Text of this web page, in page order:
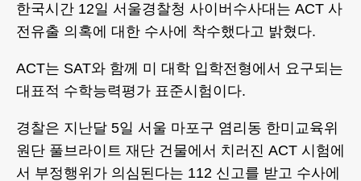
한국시간 12일 서울경찰청 사이버수사대는 ACT 사
전유출 의혹에 대한 수사에 착수했다고 밝혔다.
ACT는 SAT와 함께 미 대학 입학전형에서 요구되는
대표적 수학능력평가 표준시험이다.
경찰은 지난달 5일 서울 마포구 염리동 한미교육위
원단 풀브라이트 재단 건물에서 치러진 ACT 시험에
서 부정행위가 의심된다는 112 신고를 받고 수사에